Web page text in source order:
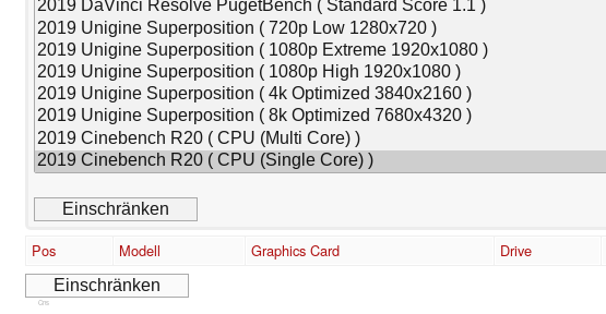
Pos Modell Graphics Card Drive
Cns